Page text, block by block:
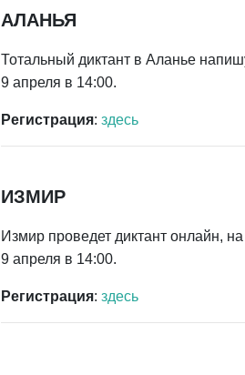
АЛАНЬЯ
Тотальный диктант в Аланье
9 апреля в 14:00.
Регистрация: здесь
ИЗМИР
Измир проведет диктант онлайн,
9 апреля в 14:00.
Регистрация: здесь